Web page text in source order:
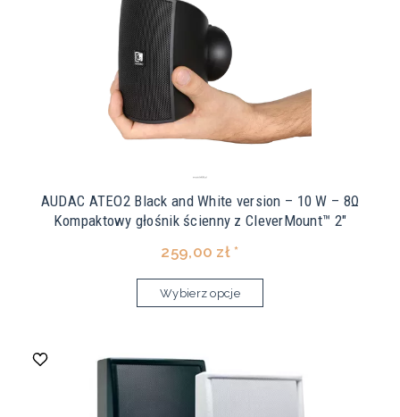
AUDAC ATEO2 Black and White version – 10 W – 8Ω
Kompaktowy głośnik ścienny z CleverMount™ 2"
259,00 zł *
Wybierz opcje